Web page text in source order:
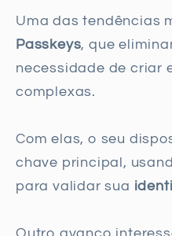
Uma das tendências
Passkeys, que
necessidade de criar
complexas.
Com elas, o seu
chave principal,
para validar sua